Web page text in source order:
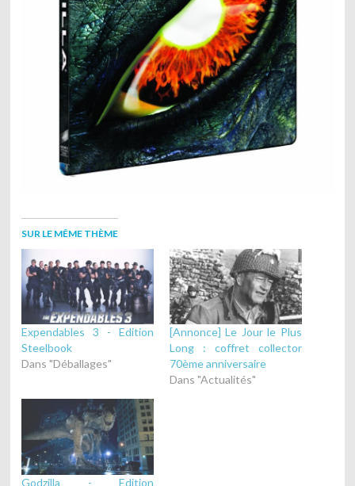
SUR LE MÊME THÈME
Expendables 3 - Edition
Steelbook
Dans "Déballages"
[Annonce] Le Jour le Plus
Long : coffret collector
70ème anniversaire
Dans "Actualités"
Godzilla - Edition